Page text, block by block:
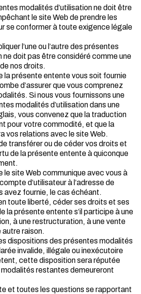
modalités d’utilisation ne doit être
le site Web de prendre les
se conformer à toute exigence légale
l’une ou l’autre des présentes
ne doit pas être considéré comme une
nos droits.
la présente entente vous soit fournie
d’assurer que vous comprenez
Si nous vous fournissons une
modalités d’utilisation dans une
vous convenez que la traduction
pour votre commodité, et que la
vos relations avec le site Web.
transférer ou de céder vos droits et
de la présente entente à quiconque
le site Web communique avec vous à
d’utilisateur à l’adresse de
avez fournie, le cas échéant.
toute liberté, céder ses droits et ses
la présente entente s’il participe à une
à une restructuration, à une vente
autre raison.
dispositions des présentes modalités
invalide, illégale ou inexécutoire
cette disposition sera réputée
restantes demeureront
et toutes les questions se rapportant